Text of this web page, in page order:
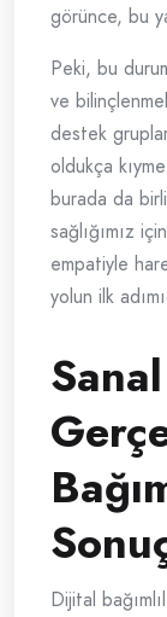
görünce, bu
Peki, bu
ve
destek
oldukça
burada da
sağlığımız
empatiyle
yolun ilk
Dijital